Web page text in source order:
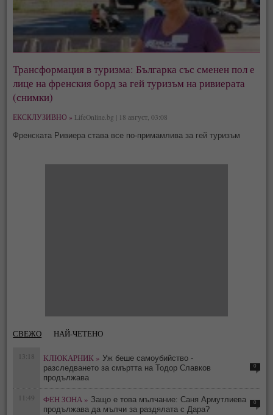
Трансформация в туризма: Българка със сменен пол е
лице на френския борд за гей туризъм на ривиерата
(снимки)
ЕКСКЛУЗИВНО » LifeOnline.bg | 18 август, 03:08
Френската Ривиера става все по-примамлива за гей туризъм
СВЕЖО НАЙ-ЧЕТЕНО
13:18 КЛЮКАРНИК » Уж беше самоубийство -
разследването за смъртта на Тодор Славков
продължава
0
11:49 ФЕН ЗОНА » Защо е това мълчание: Саня Армутлиева
продължава да мълчи за раздялата с Дара?
0